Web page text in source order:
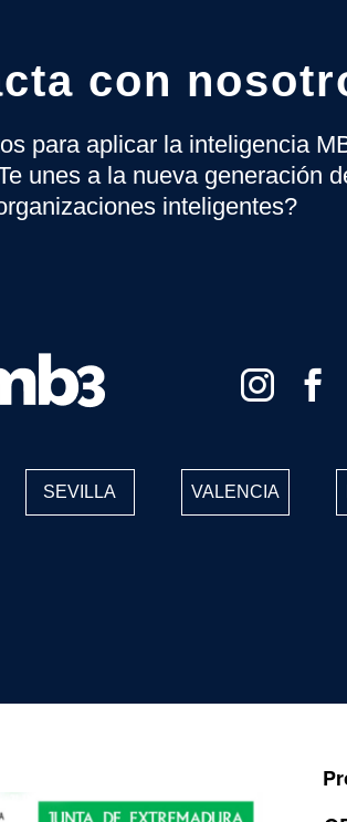
con
para aplicar la inteligencia
unes a la nueva generación
inteligentes?
SEVILLA VALENCIA